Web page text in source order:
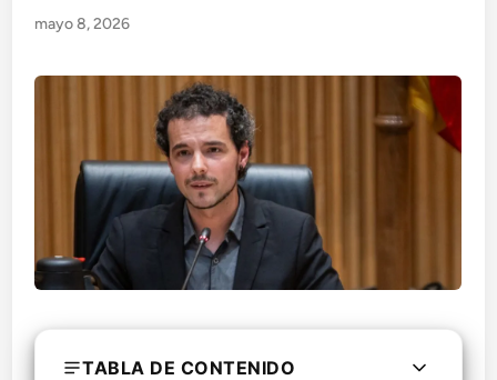
mayo 8, 2026
TABLA DE CONTENIDO